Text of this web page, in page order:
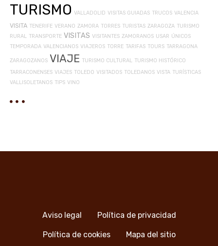
TURISMO VALLADOLID VISITAS GUIADAS TRUCOS VALENCIA
VISITA TENERIFE VERANO ZAMORA TORRES TURISTAS ZARAGOZA TURISMO
RURAL TRANSPORTE VISITAS VISITANTES ZAMORANOS USAR ÚNICOS
TEMPORADA VALENCIANOS VIAJEROS TORRE TARIFAS TOURS TARRAGONA
ZARAGOZANOS VIAJE TURISMO CULTURAL TURISMO HISTÓRICO
TARRACONENSES VIAJES TOLEDO VISITADOS TOLEDANOS VISTA TURÍSTICAS
VALLISOLETANOS TIPS VINO
Aviso legal Política de privacidad
Política de cookies Mapa del sitio